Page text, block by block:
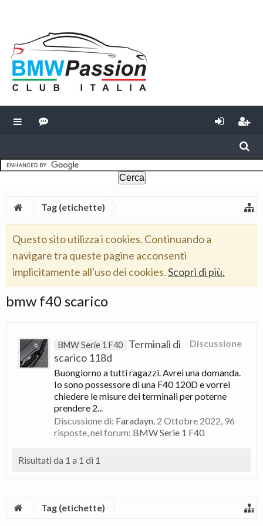
Tag (etichette)
Questo sito utilizza i cookies. Continuando a
navigare tra queste pagine acconsenti
implicitamente all'uso dei cookies.Scopri di più.
bmw f40 scarico
Discussione
BMW Serie 1 F40
Terminali di
scarico 118d
Buongiorno a tutti ragazzi. Avrei una domanda.
Io sono possessore di una F40 120D e vorrei
chiedere le misure dei terminali per poterne
prendere 2...
Discussione di: Faradayn, 2 Ottobre 2022, 96
risposte, nel forum: BMW Serie 1 F40
Risultati da 1 a 1 di 1
Tag (etichette)